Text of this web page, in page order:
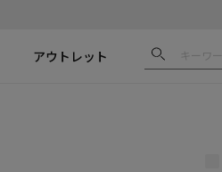
アウトレット